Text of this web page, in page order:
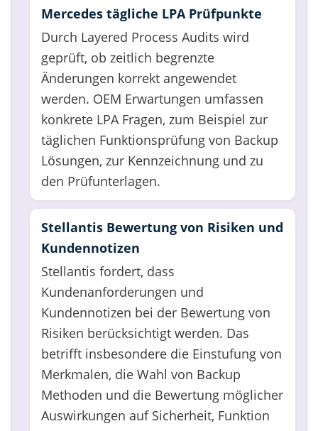
Mercedes tägliche LPA Prüfpunkte
Durch Layered Process Audits wird
geprüft, ob zeitlich begrenzte
Änderungen korrekt angewendet
werden. OEM Erwartungen umfassen
konkrete LPA Fragen, zum Beispiel zur
täglichen Funktionsprüfung von Backup
Lösungen, zur Kennzeichnung und zu
den Prüfunterlagen.
Stellantis Bewertung von Risiken und
Kundennotizen
Stellantis fordert, dass
Kundenanforderungen und
Kundennotizen bei der Bewertung von
Risiken berücksichtigt werden. Das
betrifft insbesondere die Einstufung von
Merkmalen, die Wahl von Backup
Methoden und die Bewertung möglicher
Auswirkungen auf Sicherheit, Funktion